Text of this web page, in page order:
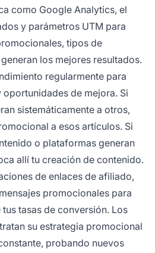
como Google Analytics, el
y parámetros UTM para
tipos de
los mejores resultados.
regularmente para
de mejora. Si
sistemáticamente a otros,
a esos artículos. Si
o plataformas generan
allí tu creación de contenido.
de enlaces de afiliado,
promocionales para
tasas de conversión. Los
su estrategia promocional
probando nuevos